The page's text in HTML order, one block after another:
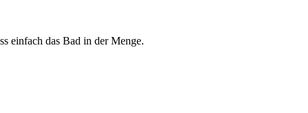
einfach das Bad in der Menge.